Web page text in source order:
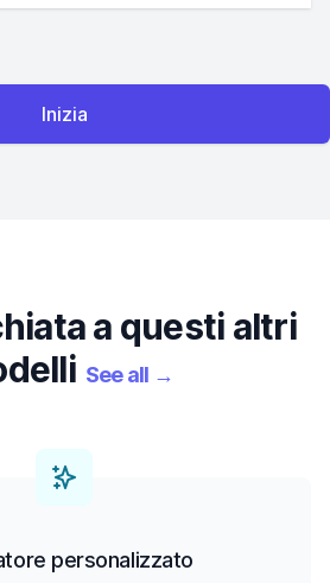
Inizia
a questi altri
See all →
personalizzato